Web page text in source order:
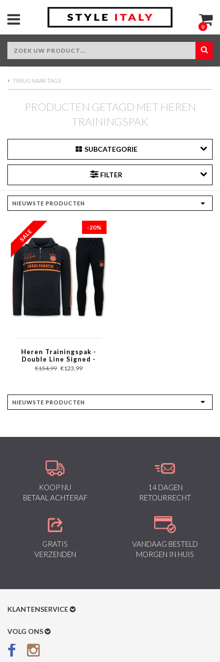
0
TERUG NAAR TAGS
PRODUCTEN GETAGD MET HEREN
TRAININGSPAK
SUBCATEGORIE
FILTER
-20%
Heren Trainingspak -
Double Line Signed -
Blauw / Oranje
€154,99 €123,99
KOOP NU
BETAAL ACHTERAF
14 DAGEN
RETOURRECHT
GRATIS
VERZENDEN
VANDAAG BESTELD
MORGEN IN HUIS
KLANTENSERVICE
Klantenservice
Betaalmethoden
VOLG ONS